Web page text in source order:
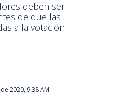
deben ser
de que las
a la votación
2020, 9:38 AM